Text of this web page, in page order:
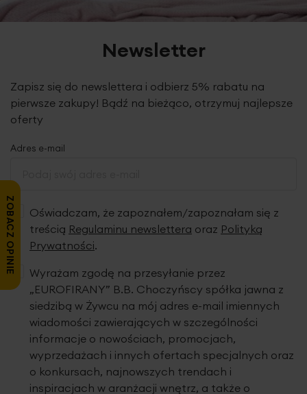
Newsletter
Zapisz się do newslettera i odbierz 5% rabatu na
pierwsze zakupy! Bądź na bieżąco, otrzymuj najlepsze
oferty
Adres e-mail
Oświadczam, że zapoznałem/zapoznałam się z
treścią Regulaminu newslettera oraz Polityką
Prywatności.
Wyrażam zgodę na przesyłanie przez
„EUROFIRANY” B.B. Choczyńscy spółka jawna z
siedzibą w Żywcu na mój adres e-mail imiennych
wiadomości zawierających w szczególności
informacje o nowościach, promocjach,
wyprzedażach i innych ofertach specjalnych oraz
o konkursach, najnowszych trendach i
inspiracjach w aranżacji wnętrz, a także o
ZOBACZ OPINIE